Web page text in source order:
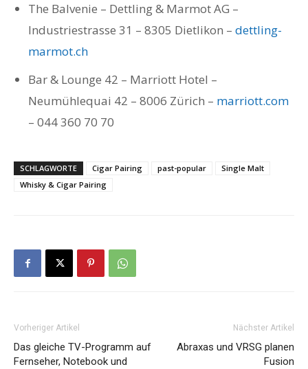
The Balvenie – Dettling & Marmot AG –
Industriestrasse 31 – 8305 Dietlikon – dettling-
marmot.ch
Bar & Lounge 42 – Marriott Hotel –
Neumühlequai 42 – 8006 Zürich – marriott.com
– 044 360 70 70
SCHLAGWORTE Cigar Pairing past-popular
Single Malt
Whisky & Cigar Pairing
Vorheriger Artikel
Das gleiche TV-Programm auf
Fernseher, Notebook und
Nächster Artikel
Abraxas und VRSG planen
Fusion